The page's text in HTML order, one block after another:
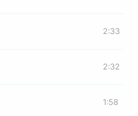
2:33
2:32
1:58